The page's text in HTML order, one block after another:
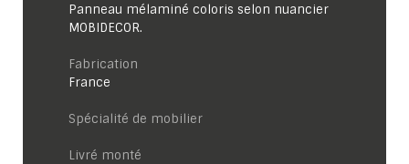
Panneau mélaminé coloris selon nuancier
MOBIDECOR.
Fabrication
France
Spécialité de mobilier
Livré monté